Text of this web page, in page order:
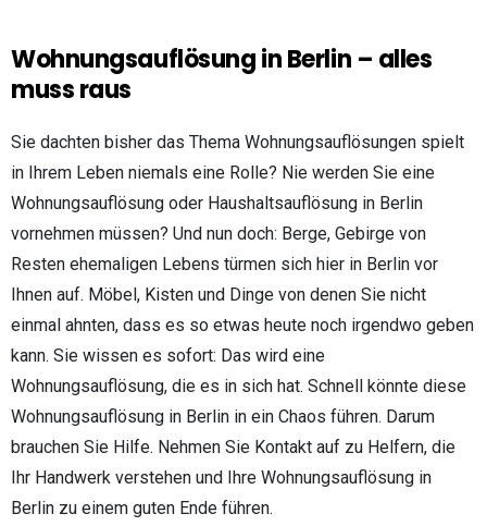
Wohnungsauflösung in Berlin – alles
muss raus
Sie dachten bisher das Thema Wohnungsauflösungen spielt
in Ihrem Leben niemals eine Rolle? Nie werden Sie eine
Wohnungsauflösung oder Haushaltsauflösung in Berlin
vornehmen müssen? Und nun doch: Berge, Gebirge von
Resten ehemaligen Lebens türmen sich hier in Berlin vor
Ihnen auf. Möbel, Kisten und Dinge von denen Sie nicht
einmal ahnten, dass es so etwas heute noch irgendwo geben
kann. Sie wissen es sofort: Das wird eine
Wohnungsauflösung, die es in sich hat. Schnell könnte diese
Wohnungsauflösung in Berlin in ein Chaos führen. Darum
brauchen Sie Hilfe. Nehmen Sie Kontakt auf zu Helfern, die
Ihr Handwerk verstehen und Ihre Wohnungsauflösung in
Berlin zu einem guten Ende führen.